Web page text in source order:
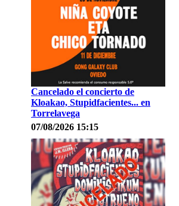
Cancelado el concierto de
Kloakao, Stupidfacientes... en
Torrelavega
07/08/2026 15:15